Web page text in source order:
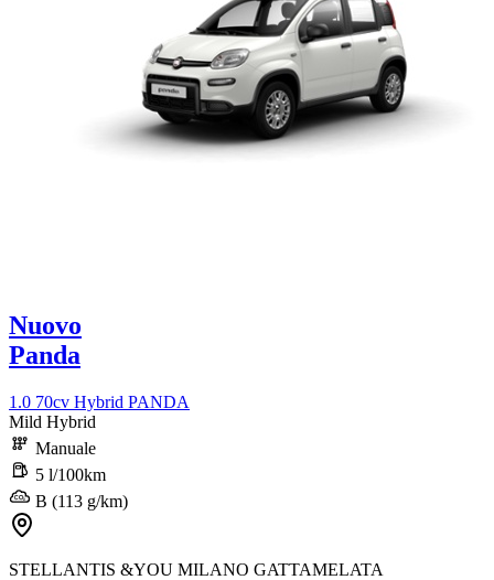
Nuovo
Panda
1.0 70cv Hybrid PANDA
Mild Hybrid
Manuale
5 l/100km
B (113 g/km)
STELLANTIS &YOU MILANO GATTAMELATA